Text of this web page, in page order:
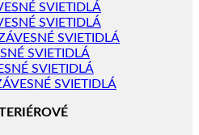
SVIETIDLÁ
SVIETIDLÁ
SVIETIDLÁ
SVIETIDLÁ
SVIETIDLÁ
SVIETIDLÁ